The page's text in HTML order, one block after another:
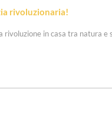
rivoluzionaria!
rivoluzione in casa tra natura e